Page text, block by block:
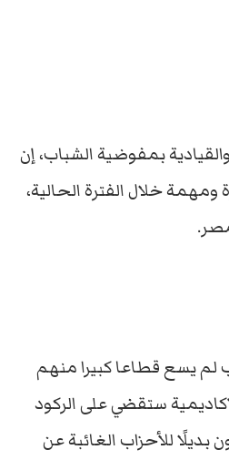
بمفوضية الشباب، إن
خلال الفترة الحالية،
لم يسع قطاعا كبيرا منهم
ستقضي على الركود
للأحزاب الغائبة عن